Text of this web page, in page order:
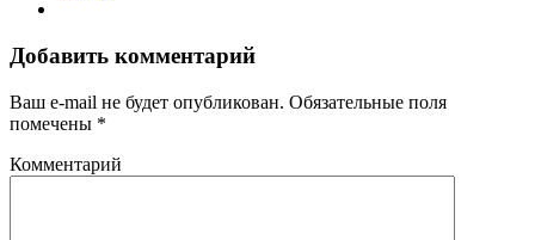
Добавить комментарий
Ваш e-mail не будет опубликован. Обязательные поля
помечены *
Комментарий